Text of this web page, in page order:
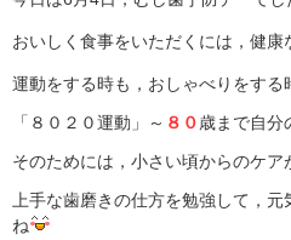
おいしく食事をいただくには，健康
運動をする時も，おしゃべりをする
「８０２０運動」～ ８０歳まで自分
そのためには，小さい頃からのケア
上手な歯磨きの仕方を勉強して，
ね